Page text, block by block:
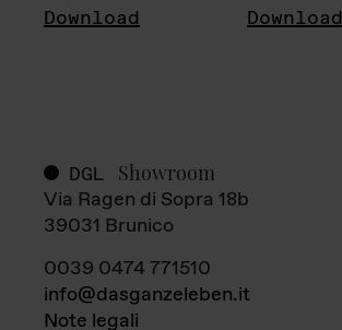
Download Download
DGL Showroom
Via Ragen di Sopra 18b
39031 Brunico
0039 0474 771510
info@dasganzeleben.it
Note legali